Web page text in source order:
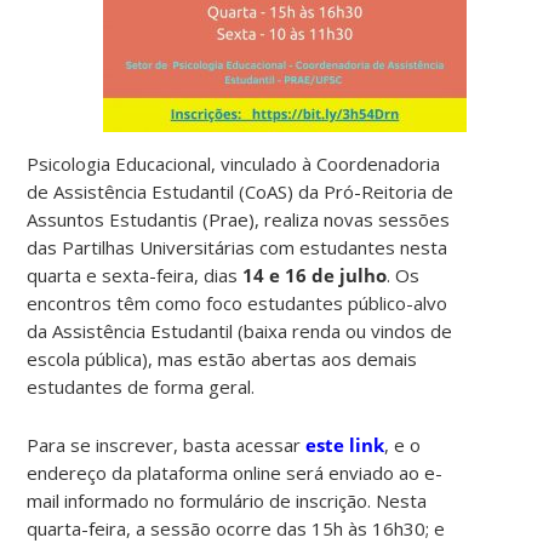
Psicologia Educacional, vinculado à Coordenadoria
de Assistência Estudantil (CoAS) da Pró-Reitoria de
Assuntos Estudantis (Prae), realiza novas sessões
das Partilhas Universitárias com estudantes nesta
quarta e sexta-feira, dias 14 e 16 de julho. Os
encontros têm como foco estudantes público-alvo
da Assistência Estudantil (baixa renda ou vindos de
escola pública), mas estão abertas aos demais
estudantes de forma geral.
Para se inscrever, basta acessareste link, e o
endereço da plataforma online será enviado ao e-
mail informado no formulário de inscrição. Nesta
quarta-feira, a sessão ocorre das 15h às 16h30; e